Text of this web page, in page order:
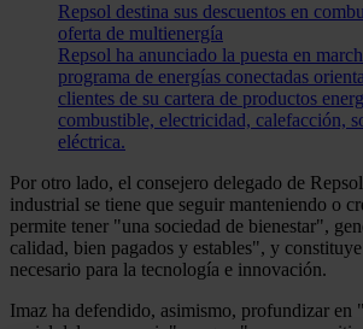
Repsol destina sus descuentos en
oferta de multienergía
Repsol ha anunciado la puesta en
programa de energías conectadas
clientes de su cartera de productos
combustible, electricidad, calefacción,
eléctrica.
Por otro lado, el consejero delegado de
industrial se tiene que seguir manteniendo o
permite tener "una sociedad de bienestar",
calidad, bien pagados y estables", y
necesario para la tecnología e innovación.
Imaz ha defendido, asimismo, profundizar en